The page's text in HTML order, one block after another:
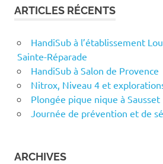
ARTICLES RÉCENTS
HandiSub à l’établissement
Sainte-Réparade
HandiSub à Salon de Provence
Nitrox, Niveau 4 et
Plongée pique nique à Sausset
Journée de prévention et de
ARCHIVES